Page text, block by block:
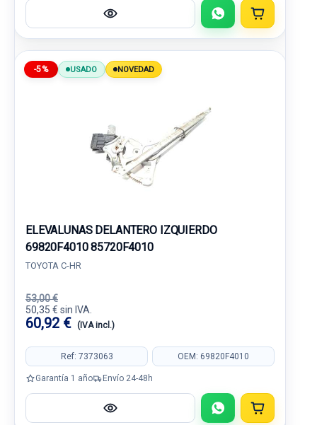
-5% USADO NOVEDAD
ELEVALUNAS DELANTERO IZQUIERDO
69820F4010 85720F4010
TOYOTA C-HR
53,00 €
50,35 € sin IVA.
60,92 € (IVA incl.)
Ref: 7373063 OEM: 69820F4010
Garantía 1 año Envío 24-48h